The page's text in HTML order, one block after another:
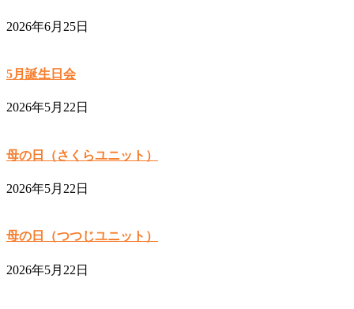
2026年6月25日
5月誕生日会
2026年5月22日
母の日（さくらユニット）
2026年5月22日
母の日（つつじユニット）
2026年5月22日